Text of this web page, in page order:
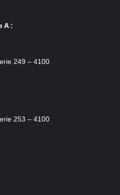
A :
249 – 4100
253 – 4100